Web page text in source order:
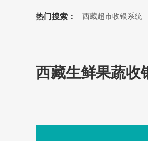
热门搜索： 西藏超市收银系统
西藏生鲜果蔬收